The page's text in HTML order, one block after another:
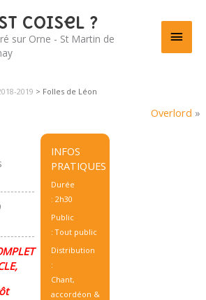
Coisel ?
sur Orne - St Martin de
2019 > Folles de Léon
Overlord »
INFOS
PRATIQUES
Durée
: 2h30
Public
: Tout public
Distribution
:
Chant,
accordéon &